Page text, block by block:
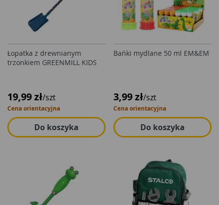
Łopatka z drewnianym
trzonkiem GREENMILL KIDS
19,99 zł/szt
Cena orientacyjna
Do koszyka
Bańki mydlane 50 ml EM&EM
3,99 zł/szt
Cena orientacyjna
Do koszyka